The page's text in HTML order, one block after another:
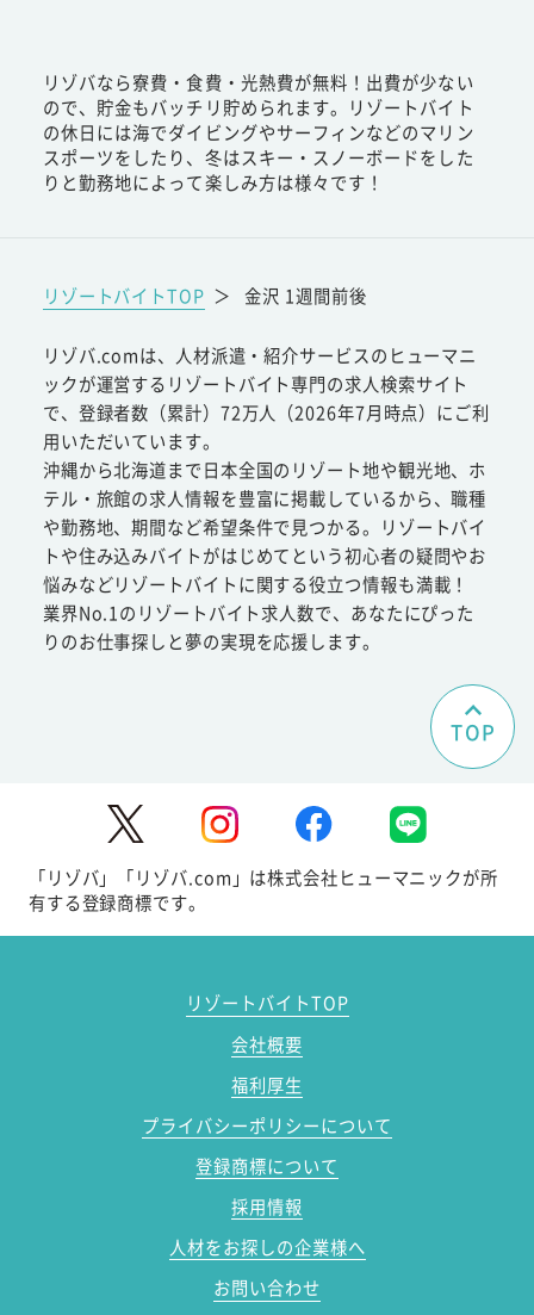
リゾバなら寮費・食費・光熱費が無料！出費が少ない
ので、貯金もバッチリ貯められます。リゾートバイト
の休日には海でダイビングやサーフィンなどのマリン
スポーツをしたり、冬はスキー・スノーボードをした
りと勤務地によって楽しみ方は様々です！
リゾートバイトTOP ＞ 金沢 1週間前後
リゾバ.comは、人材派遣・紹介サービスのヒューマニ
ックが運営するリゾートバイト専門の求人検索サイト
で、登録者数（累計）72万人（2026年7月時点）にご利
用いただいています。
沖縄から北海道まで日本全国のリゾート地や観光地、ホ
テル・旅館の求人情報を豊富に掲載しているから、職種
や勤務地、期間など希望条件で見つかる。リゾートバイ
トや住み込みバイトがはじめてという初心者の疑問やお
悩みなどリゾートバイトに関する役立つ情報も満載！
業界No.1のリゾートバイト求人数で、あなたにぴった
りのお仕事探しと夢の実現を応援します。
TOP
「リゾバ」「リゾバ.com」は株式会社ヒューマニックが所
有する登録商標です。
リゾートバイトTOP
会社概要
福利厚生
プライバシーポリシーについて
登録商標について
採用情報
人材をお探しの企業様へ
お問い合わせ